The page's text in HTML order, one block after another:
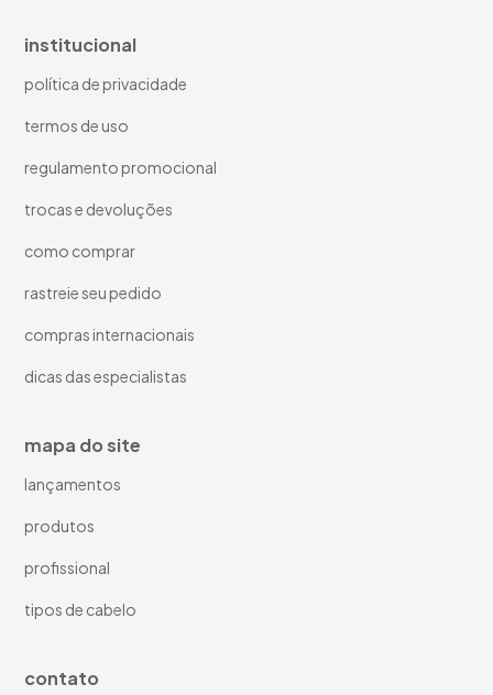
institucional
política de privacidade
termos de uso
regulamento promocional
trocas e devoluções
como comprar
rastreie seu pedido
compras internacionais
dicas das especialistas
mapa do site
lançamentos
produtos
profissional
tipos de cabelo
contato